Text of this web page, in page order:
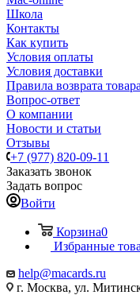
Школа
Контакты
Как купить
Условия оплаты
Условия доставки
Правила возврата товара
Вопрос-ответ
О компании
Новости и статьи
Отзывы
+7 (977) 820-09-11
Заказать звонок
Задать вопрос
Войти
Корзина0
Избранные
help@macards.ru
г. Москва, ул.